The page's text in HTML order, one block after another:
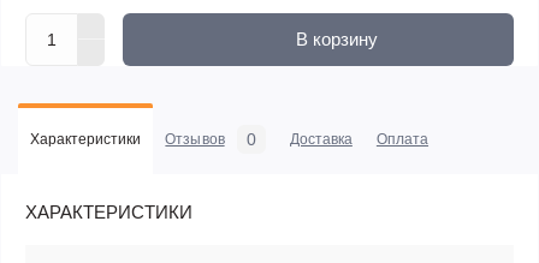
В корзину
Характеристики Отзывов 0 Доставка Оплата
ХАРАКТЕРИСТИКИ